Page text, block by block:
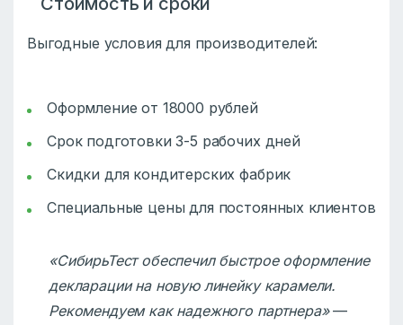
Выгодные условия для производителей:
Оформление от 18000 рублей
Срок подготовки 3-5 рабочих дней
Скидки для кондитерских фабрик
Специальные цены для постоянных клиентов
«СибирьТест обеспечил быстрое оформление
декларации на новую линейку карамели.
Рекомендуем как надежного партнера»—